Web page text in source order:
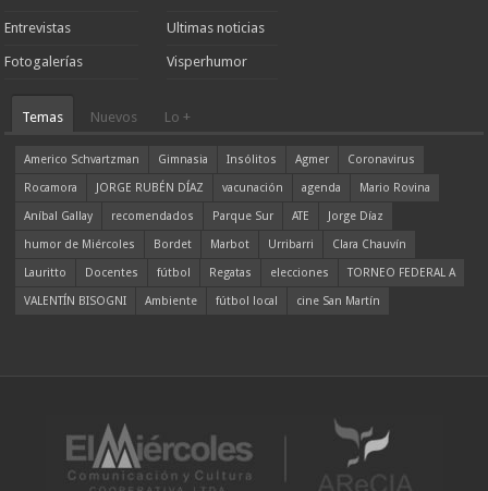
Entrevistas
Fotogalerías
Ultimas noticias
Visperhumor
Temas Nuevos Lo +
Americo Schvartzman Gimnasia Insólitos Agmer
Coronavirus
Rocamora
JORGE RUBÉN DÍAZ vacunación agenda
Mario Rovina
Aníbal Gallay
recomendados Parque Sur ATE
Jorge Díaz
humor de Miércoles
Bordet Marbot Urribarri
Clara Chauvín
Lauritto
Docentes fútbol Regatas elecciones
TORNEO FEDERAL A
VALENTÍN BISOGNI
Ambiente fútbol local cine San Martín